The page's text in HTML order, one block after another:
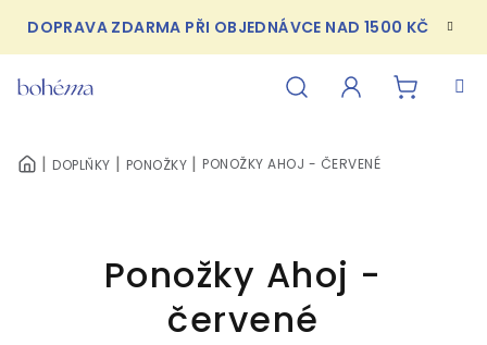
obsah
DOPRAVA ZDARMA PŘI OBJEDNÁVCE NAD 1500 KČ
DOMŮDOPLŇKY PONOŽKY PONOŽKY AHOJ - ČERVENÉ
Ponožky Ahoj -
červené